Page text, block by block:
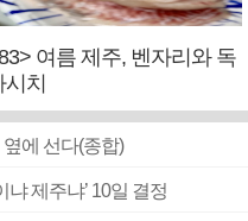
여름 제주, 벤자리와 독
시치
에 선다(종합)
냐 제주냐’ 10일 결정